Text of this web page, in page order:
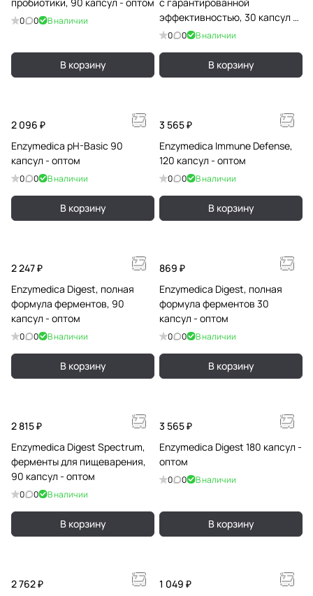
0 0 В наличии
В корзину
эффективностью, 30 капсул -
оптом
0 0 В наличии
В корзину
2 096 ₽
Enzymedica pH-Basic 90
капсул - оптом
0 0 В наличии
В корзину
3 565 ₽
Enzymedica Immune Defense,
120 капсул - оптом
0 0 В наличии
В корзину
2 247 ₽
Enzymedica Digest, полная
формула ферментов, 90
капсул - оптом
0 0 В наличии
В корзину
869 ₽
Enzymedica Digest, полная
формула ферментов 30
капсул - оптом
0 0 В наличии
В корзину
2 815 ₽
Enzymedica Digest Spectrum,
ферменты для пищеварения,
90 капсул - оптом
0 0 В наличии
В корзину
3 565 ₽
Enzymedica Digest 180 капсул -
оптом
0 0 В наличии
В корзину
2 762 ₽
1 049 ₽